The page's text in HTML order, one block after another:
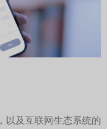
以及互联网生态系统的